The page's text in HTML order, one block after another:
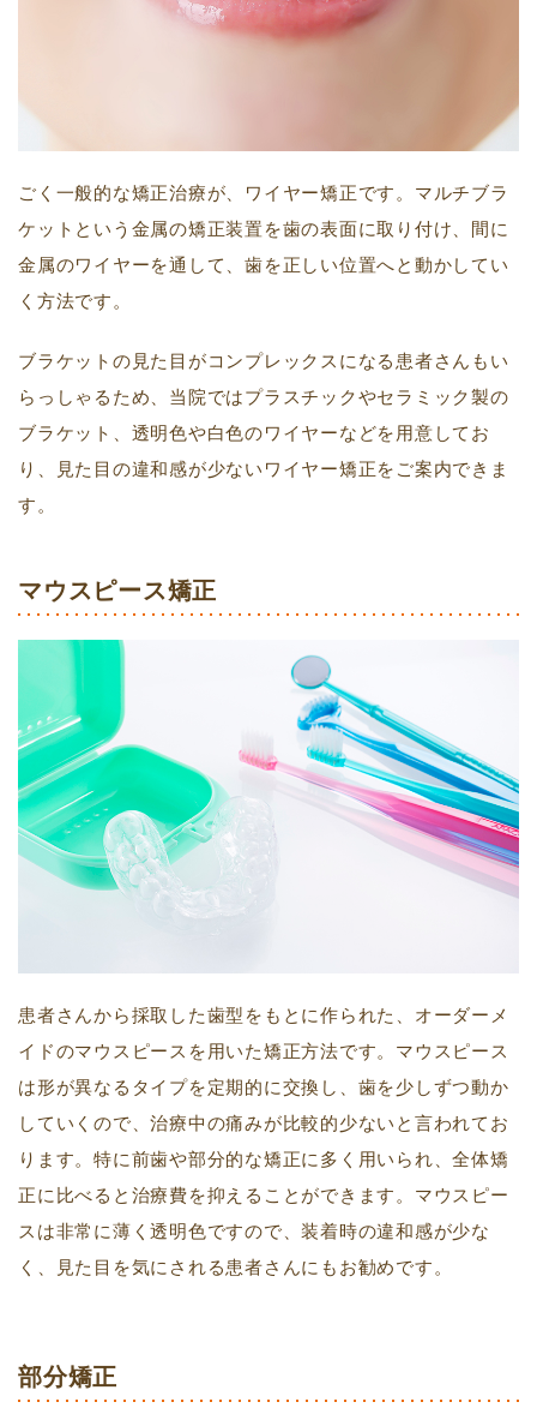
ごく一般的な矯正治療が、ワイヤー矯正です。マルチブラ
ケットという金属の矯正装置を歯の表面に取り付け、間に
金属のワイヤーを通して、歯を正しい位置へと動かしてい
く方法です。
ブラケットの見た目がコンプレックスになる患者さんもい
らっしゃるため、当院ではプラスチックやセラミック製の
ブラケット、透明色や白色のワイヤーなどを用意してお
り、見た目の違和感が少ないワイヤー矯正をご案内できま
す。
マウスピース矯正
患者さんから採取した歯型をもとに作られた、オーダーメ
イドのマウスピースを用いた矯正方法です。マウスピース
は形が異なるタイプを定期的に交換し、歯を少しずつ動か
していくので、治療中の痛みが比較的少ないと言われてお
ります。特に前歯や部分的な矯正に多く用いられ、全体矯
正に比べると治療費を抑えることができます。マウスピー
スは非常に薄く透明色ですので、装着時の違和感が少な
く、見た目を気にされる患者さんにもお勧めです。
部分矯正